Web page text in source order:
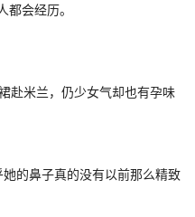
会经历。
的鼻子真的没有以前那么精致